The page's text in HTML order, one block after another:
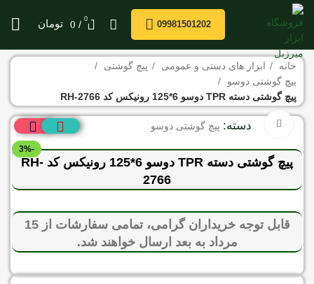
09981501202
0
/
0 تومان
خانه ابزار های دستی و عمومی
پیچ گوشتی
پیچ گوشتی دوسو
پیچ گوشتی دسته TPR دوسو 6*125 رونیکس کد RH-2766
دسته: پیچ گوشتی دوسو
-3%
برای بزرگنمایی کلیک کنید
پیچ گوشتی دسته TPR دوسو 6*125 رونیکس کد RH-
2766
قابل توجه خریداران گرامی، تمامی سفارشات از 15
مرداد به بعد ارسال خواهند شد.